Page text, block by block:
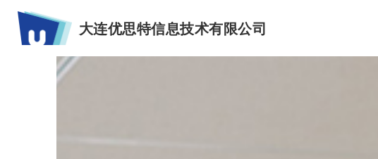
大连优思特信息技术有限公司